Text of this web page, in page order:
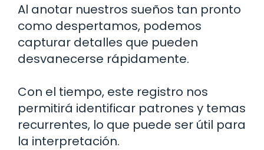
Al anotar nuestros sueños tan pronto
como despertamos, podemos
capturar detalles que pueden
desvanecerse rápidamente.
Con el tiempo, este registro nos
permitirá identificar patrones y temas
recurrentes, lo que puede ser útil para
la interpretación.